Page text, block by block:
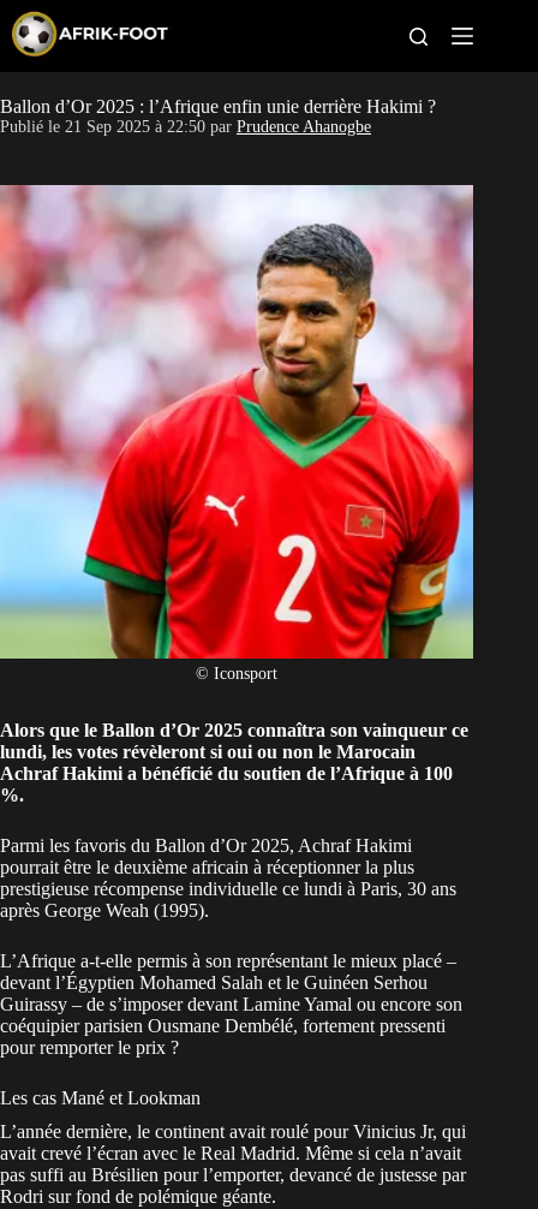
p
t
o
c
n
t
CAN féminine
Clubs
Classement
Paris sportifs
Ballon d’Or 2025 : l’Afrique enfin unie derrière Hakimi ?
Publié le 21 Sep 2025 à 22:50 par Prudence Ahanogbe
© Iconsport
Alors que le Ballon d’Or 2025 connaîtra son vainqueur ce
lundi, les votes révèleront si oui ou non le Marocain
Achraf Hakimi a bénéficié du soutien de l’Afrique à 100
%.
Parmi les favoris du Ballon d’Or 2025, Achraf Hakimi
pourrait être le deuxième africain à réceptionner la plus
prestigieuse récompense individuelle ce lundi à Paris, 30 ans
après George Weah (1995).
L’Afrique a-t-elle permis à son représentant le mieux placé –
devant l’Égyptien Mohamed Salah et le Guinéen Serhou
Guirassy – de s’imposer devant Lamine Yamal ou encore son
coéquipier parisien Ousmane Dembélé, fortement pressenti
pour remporter le prix ?
Les cas Mané et Lookman
L’année dernière, le continent avait roulé pour Vinicius Jr, qui
avait crevé l’écran avec le Real Madrid. Même si cela n’avait
pas suffi au Brésilien pour l’emporter, devancé de justesse par
Rodri sur fond de polémique géante.